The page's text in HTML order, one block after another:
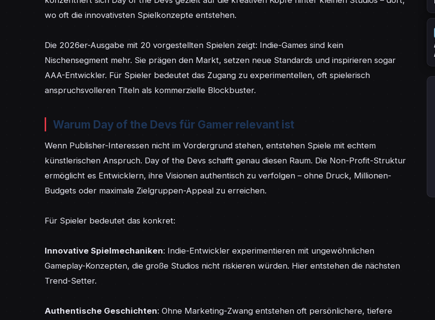
wo oft die innovativsten Spielkonzepte entstehen.
Die 2026er-Ausgabe mit 20 vorgestellten Spielen zeigt: Indie-Games sind kein
Nischensegment mehr. Sie prägen den Markt, setzen neue Standards und inspirieren sogar
AAA-Entwickler. Für Spieler bedeutet das Zugang zu experimentellen, oft spielerisch
anspruchsvolleren Titeln als kommerzielle Blockbuster.
Warum Day of the Devs für Gamer relevant ist
Wenn Publisher-Interessen nicht im Vordergrund stehen, entstehen Spiele mit echtem
künstlerischen Anspruch. Day of the Devs schafft genau diesen Raum. Die Non-Profit-Struktur
ermöglicht es Entwicklern, ihre Visionen authentisch zu verfolgen – ohne Druck, Millionen-
Budgets oder maximale Zielgruppen-Appeal zu erreichen.
Für Spieler bedeutet das konkret:
Innovative Spielmechaniken: Indie-Entwickler experimentieren mit ungewöhnlichen
Gameplay-Konzepten, die große Studios nicht riskieren würden. Hier entstehen die nächsten
Trend-Setter.
Authentische Geschichten: Ohne Marketing-Zwang entstehen oft persönlichere, tiefere